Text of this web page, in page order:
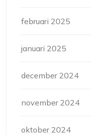
februari 2025
januari 2025
december 2024
november 2024
oktober 2024